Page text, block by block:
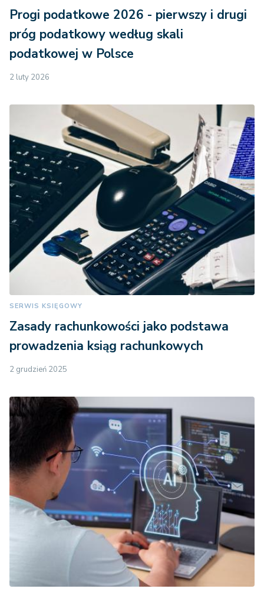
Progi podatkowe 2026 - pierwszy i drugi
próg podatkowy według skali
podatkowej w Polsce
2 luty 2026
SERWIS KSIĘGOWY
Zasady rachunkowości jako podstawa
prowadzenia ksiąg rachunkowych
2 grudzień 2025